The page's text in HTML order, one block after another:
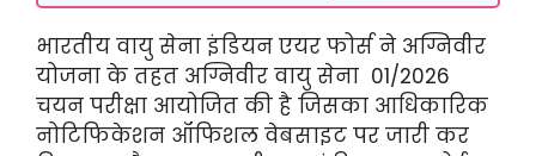
भारतीय वायु सेना इंडियन एयर फोर्स ने अग्निवीर
योजना के तहत अग्निवीर वायु सेना 01/2026
चयन परीक्षा आयोजित की है जिसका आधिकारिक
नोटिफिकेशन ऑफिशल वेबसाइट पर जारी कर